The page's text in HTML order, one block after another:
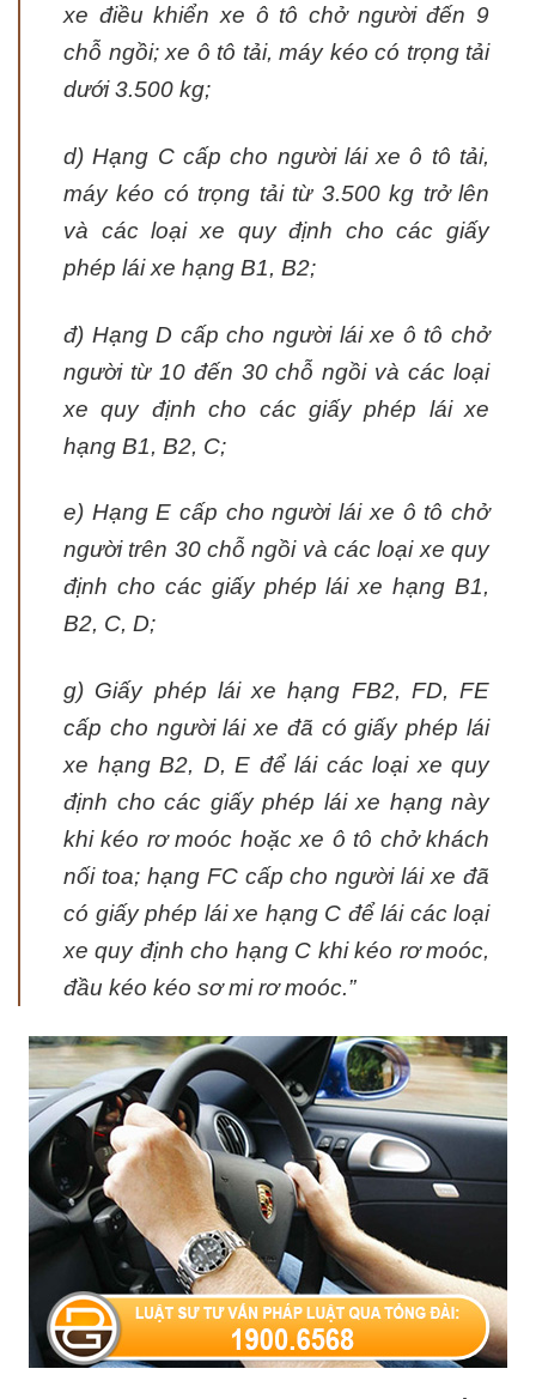
xe điều khiển xe ô tô chở người đến 9
chỗ ngồi; xe ô tô tải, máy kéo có trọng tải
dưới 3.500 kg;
d) Hạng C cấp cho người lái xe ô tô tải,
máy kéo có trọng tải từ 3.500 kg trở lên
và các loại xe quy định cho các giấy
phép lái xe hạng B1, B2;
đ) Hạng D cấp cho người lái xe ô tô chở
người từ 10 đến 30 chỗ ngồi và các loại
xe quy định cho các giấy phép lái xe
hạng B1, B2, C;
e) Hạng E cấp cho người lái xe ô tô chở
người trên 30 chỗ ngồi và các loại xe quy
định cho các giấy phép lái xe hạng B1,
B2, C, D;
g) Giấy phép lái xe hạng FB2, FD, FE
cấp cho người lái xe đã có giấy phép lái
xe hạng B2, D, E để lái các loại xe quy
định cho các giấy phép lái xe hạng này
khi kéo rơ moóc hoặc xe ô tô chở khách
nối toa; hạng FC cấp cho người lái xe đã
có giấy phép lái xe hạng C để lái các loại
xe quy định cho hạng C khi kéo rơ moóc,
đầu kéo kéo sơ mi rơ moóc.”